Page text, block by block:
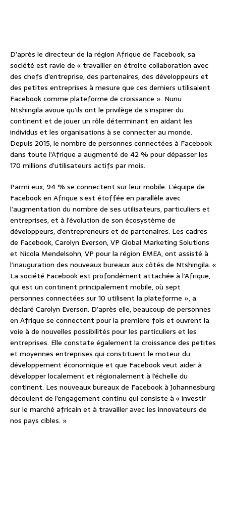
D’après le directeur de la région Afrique de Facebook, sa
société est ravie de « travailler en étroite collaboration avec
des chefs d’entreprise, des partenaires, des développeurs et
des petites entreprises à mesure que ces derniers utilisaient
Facebook comme plateforme de croissance ». Nunu
Ntshingila avoue qu’ils ont le privilège de s’inspirer du
continent et de jouer un rôle déterminant en aidant les
individus et les organisations à se connecter au monde.
Depuis 2015, le nombre de personnes connectées à Facebook
dans toute l’Afrique a augmenté de 42 % pour dépasser les
170 millions d’utilisateurs actifs par mois.
Parmi eux, 94 % se connectent sur leur mobile. L’équipe de
Facebook en Afrique s’est étoffée en parallèle avec
l’augmentation du nombre de ses utilisateurs, particuliers et
entreprises, et à l’évolution de son écosystème de
développeurs, d’entrepreneurs et de partenaires. Les cadres
de Facebook, Carolyn Everson, VP Global Marketing Solutions
et Nicola Mendelsohn, VP pour la région EMEA, ont assisté à
l’inauguration des nouveaux bureaux aux côtés de Ntshingila. «
La société Facebook est profondément attachée à l’Afrique,
qui est un continent principalement mobile, où sept
personnes connectées sur 10 utilisent la plateforme », a
déclaré Carolyn Everson. D’après elle, beaucoup de personnes
en Afrique se connectent pour la première fois et ouvrent la
voie à de nouvelles possibilités pour les particuliers et les
entreprises. Elle constate également la croissance des petites
et moyennes entreprises qui constituent le moteur du
développement économique et que Facebook veut aider à
développer localement et régionalement à l’échelle du
continent. Les nouveaux bureaux de Facebook à Johannesburg
découlent de l’engagement continu qui consiste à « investir
sur le marché africain et à travailler avec les innovateurs de
nos pays cibles. »